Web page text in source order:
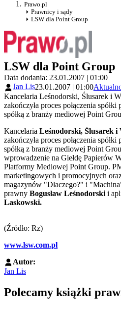
Prawo.pl
Prawnicy i sądy
LSW dla Point Group
LSW dla Point Group
Data dodania: 23.01.2007 | 01:00
Jan Lis23.01.2007 | 01:00
Kancelaria Leśnodorski, Ślusarek i
zakończyła proces połączenia
spółką z branży mediowej Point
Kancelaria Leśnodorski, Ślusarek i
zakończyła proces połączenia
spółką z branży mediowej Point
wprowadzenie na Giełdę Papierów
Platformy Mediowej Point Group.
marketingowych i promocyjnych
magazynów "Dlaczego?" i
prawny Bogusław Leśnodorski i
Laskowski.
(Źródło: Rz)
www.lsw.com.pl
Autor:
Jan Lis
Polecamy książki